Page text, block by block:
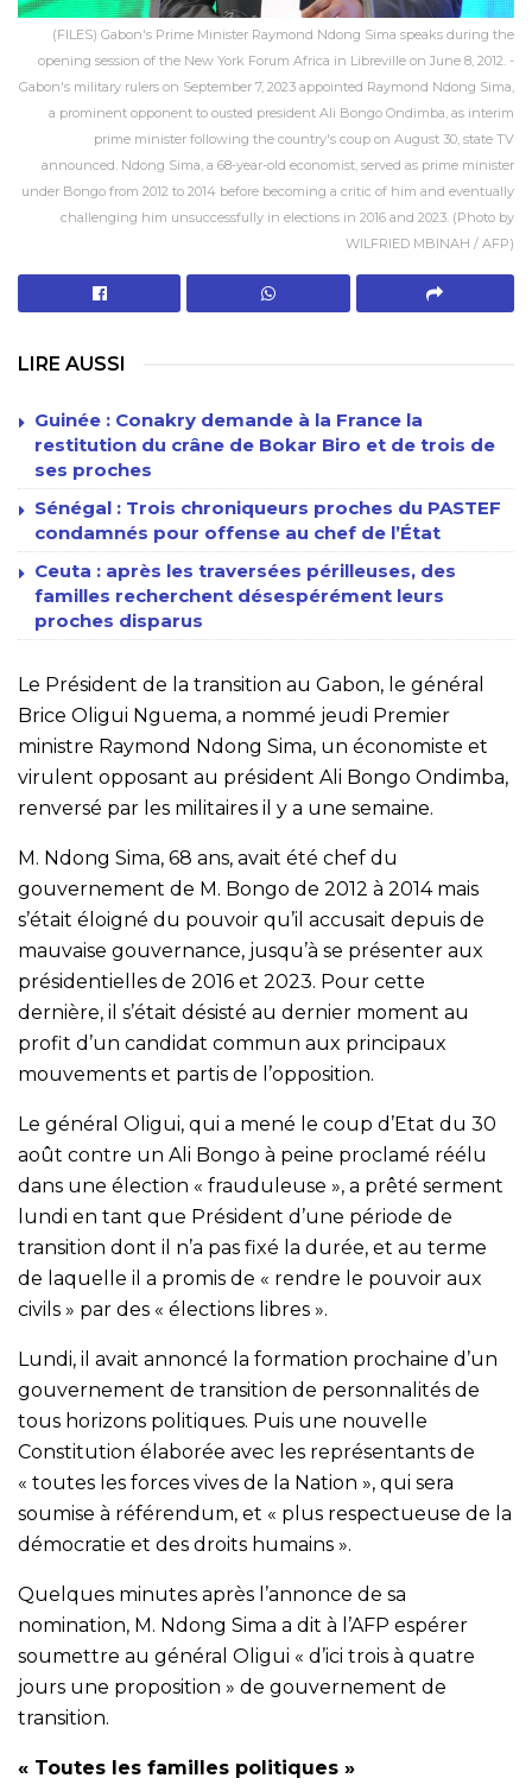
(FILES) Gabon's Prime Minister Raymond Ndong Sima speaks during the
opening session of the New York Forum Africa in Libreville on June 8, 2012. -
Gabon's military rulers on September 7, 2023 appointed Raymond Ndong Sima,
a prominent opponent to ousted president Ali Bongo Ondimba, as interim
prime minister following the country's coup on August 30, state TV
announced. Ndong Sima, a 68-year-old economist, served as prime minister
under Bongo from 2012 to 2014 before becoming a critic of him and eventually
challenging him unsuccessfully in elections in 2016 and 2023. (Photo by
WILFRIED MBINAH / AFP)
LIRE AUSSI
Guinée : Conakry demande à la France la
restitution du crâne de Bokar Biro et de trois de
ses proches
Sénégal : Trois chroniqueurs proches du PASTEF
condamnés pour offense au chef de l’État
Ceuta : après les traversées périlleuses, des
familles recherchent désespérément leurs
proches disparus
Le Président de la transition au Gabon, le général
Brice Oligui Nguema, a nommé jeudi Premier
ministre Raymond Ndong Sima, un économiste et
virulent opposant au président Ali Bongo Ondimba,
renversé par les militaires il y a une semaine.
M. Ndong Sima, 68 ans, avait été chef du
gouvernement de M. Bongo de 2012 à 2014 mais
s’était éloigné du pouvoir qu’il accusait depuis de
mauvaise gouvernance, jusqu’à se présenter aux
présidentielles de 2016 et 2023. Pour cette
dernière, il s’était désisté au dernier moment au
profit d’un candidat commun aux principaux
mouvements et partis de l’opposition.
Le général Oligui, qui a mené le coup d’Etat du 30
août contre un Ali Bongo à peine proclamé réélu
dans une élection « frauduleuse », a prêté serment
lundi en tant que Président d’une période de
transition dont il n’a pas fixé la durée, et au terme
de laquelle il a promis de « rendre le pouvoir aux
civils » par des « élections libres ».
Lundi, il avait annoncé la formation prochaine d’un
gouvernement de transition de personnalités de
tous horizons politiques. Puis une nouvelle
Constitution élaborée avec les représentants de
« toutes les forces vives de la Nation », qui sera
soumise à référendum, et « plus respectueuse de la
démocratie et des droits humains ».
Quelques minutes après l’annonce de sa
nomination, M. Ndong Sima a dit à l’AFP espérer
soumettre au général Oligui « d’ici trois à quatre
jours une proposition » de gouvernement de
transition.
« Toutes les familles politiques »